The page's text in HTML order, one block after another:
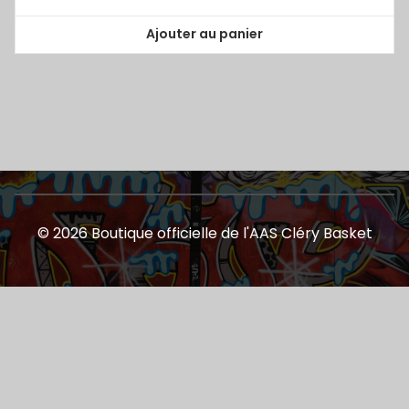
Ajouter au panier
© 2026 Boutique officielle de l'AAS Cléry Basket